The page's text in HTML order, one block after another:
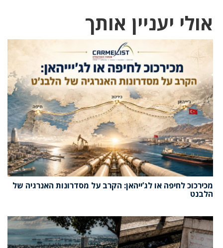
אולי יעניין אותך
מכירכוכ לחיפה או לג’ייהאן: הקרב על מסדרונות האנרגיה של
הלבנט